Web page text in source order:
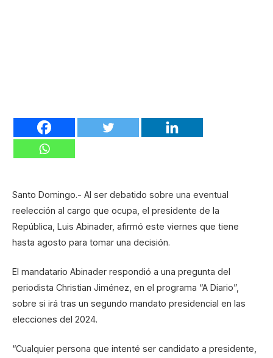
Santo Domingo.- Al ser debatido sobre una eventual
reelección al cargo que ocupa, el presidente de la
República, Luis Abinader, afirmó este viernes que tiene
hasta agosto para tomar una decisión.
El mandatario Abinader respondió a una pregunta del
periodista Christian Jiménez, en el programa “A Diario”,
sobre si irá tras un segundo mandato presidencial en las
elecciones del 2024.
“Cualquier persona que intenté ser candidato a presidente,